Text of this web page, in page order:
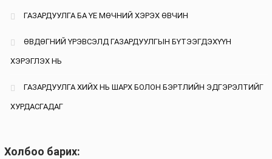
ГАЗАРДУУЛГА БА ҮЕ МӨЧНИЙ ХЭРЭХ ӨВЧИН
ӨВДӨГНИЙ ҮРЭВСЭЛД ГАЗАРДУУЛГЫН БҮТЭЭГДЭХҮҮН
ХЭРЭГЛЭХ НЬ
ГАЗАРДУУЛГА ХИЙХ НЬ ШАРХ БОЛОН БЭРТЛИЙН ЭДГЭРЭЛТИЙГ
ХУРДАСГАДАГ
Холбоо барих: